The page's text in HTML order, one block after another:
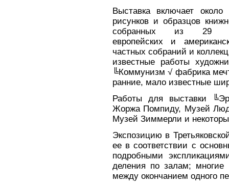
Выставка включает около
рисунков и образцов
собранных из 29
европейских и
частных собраний и
известные работы
╚Коммунизм √ фабрика
ранние, мало известные
Работы для выставки
Жоржа Помпиду, Музей
Музей Зиммерли и
Экспозицию в
ее в соответствии с
подробными
деления по залам;
между окончанием одного